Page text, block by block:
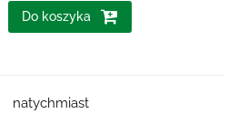
Do koszyka
natychmiast